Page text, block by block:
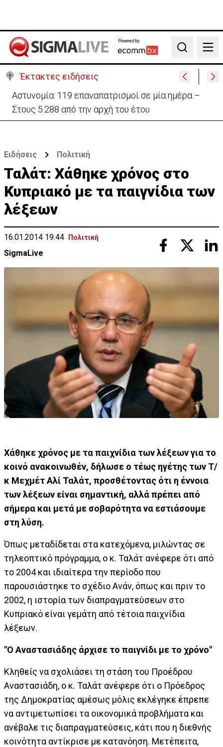
Powered by:
Search
Έκτακτες ειδήσεις
Αστυνομία: 119 επαναπατρισμοί σε μία ημέρα –
Στους 5.288 από την αρχή του έτου
Ειδήσεις Πολιτική
Ταλάτ: Χάθηκε χρόνος στο
Κυπριακό με τα παιγνίδια των
λέξεων
16.01.2014 19:44 Πολιτική
SigmaLive
Χάθηκε χρόνος με τα παιχνίδια των λέξεων για το
κοινό ανακοινωθέν, δήλωσε ο τέως ηγέτης των Τ/
κ Μεχμέτ Αλί Ταλάτ, προσθέτοντας ότι η έννοια
των λέξεων είναι σημαντική, αλλά πρέπει από
σήμερα και μετά με σοβαρότητα να εστιάσουμε
στη λύση.
Όπως μεταδίδεται στα κατεχόμενα, μιλώντας σε
τηλεοπτικό πρόγραμμα, ο κ. Ταλάτ ανέφερε ότι από
το 2004 και ιδιαίτερα την περίοδο που
παρουσιάστηκε το σχέδιο Ανάν, όπως και πριν το
2002, η ιστορία των διαπραγματεύσεων στο
Κυπριακό είναι γεμάτη από τέτοια παιχνίδια
λέξεων.
"O Αναστασιάδης άρχισε το παιγνίδι με το χρόνο"
Κληθείς να σχολιάσει τη στάση του Προέδρου
Αναστασιάδη, ο κ. Ταλάτ ανέφερε ότι ο Πρόεδρος
της Δημοκρατίας αμέσως μόλις εκλέγηκε έπρεπε
να αντιμετωπίσει τα οικονομικά προβλήματα και
ανέβαλε τις διαπραγματεύσεις, κάτι που η διεθνής
κοινότητα αντίκρισε με κατανόηση. Μετέπειτα,